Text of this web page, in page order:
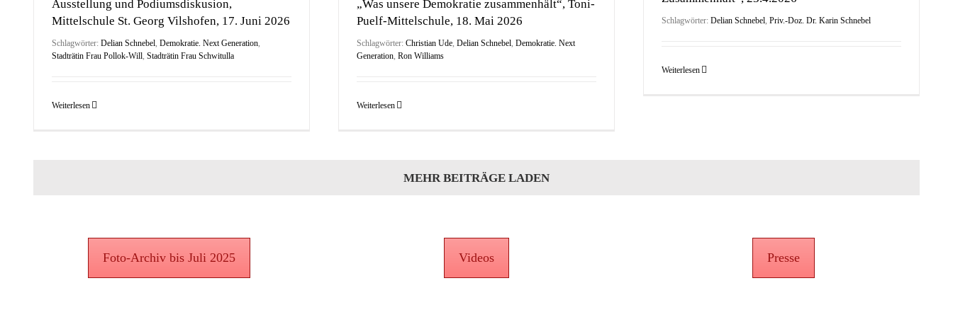
Ausstellung und Podiumsdiskusion,
Mittelschule St. Georg Vilshofen, 17. Juni 2026
Schlagwörter: Delian Schnebel, Demokratie. Next Generation,
Stadträtin Frau Pollok-Will, Stadträtin Frau Schwitulla
Weiterlesen
„Was unsere Demokratie zusammenhält“, Toni-
Puelf-Mittelschule, 18. Mai 2026
Schlagwörter: Christian Ude, Delian Schnebel, Demokratie. Next
Generation, Ron Williams
Weiterlesen
Schlagwörter:Delian Schnebel,Priv.-Doz. Dr. Karin Schnebel
Weiterlesen
MEHR BEITRÄGE LADEN
Foto-Archiv bis Juli 2025 Videos Presse